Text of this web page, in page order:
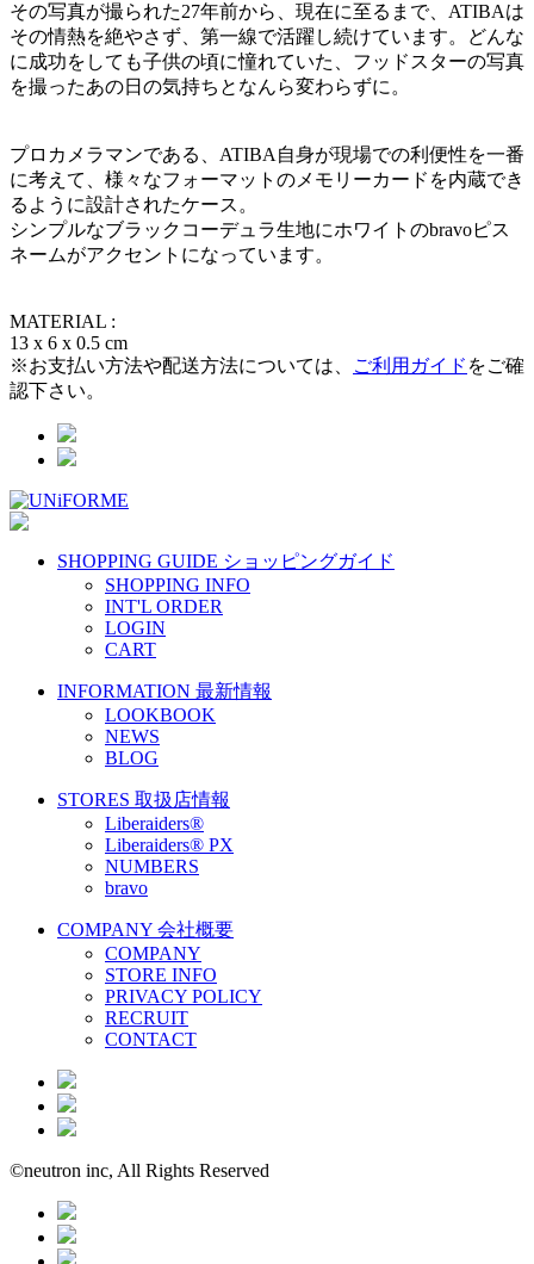
その写真が撮られた27年前から、現在に至るまで、ATIBAは
その情熱を絶やさず、第一線で活躍し続けています。どんな
に成功をしても子供の頃に憧れていた、フッドスターの写真
を撮ったあの日の気持ちとなんら変わらずに。
プロカメラマンである、ATIBA自身が現場での利便性を一番
に考えて、様々なフォーマットのメモリーカードを内蔵でき
るように設計されたケース。
シンプルなブラックコーデュラ生地にホワイトのbravoピス
ネームがアクセントになっています。
MATERIAL :
13 x 6 x 0.5 cm
※お支払い方法や配送方法については、
ご利用ガイド をご確
認下さい。
SHOPPING GUIDE ショッピングガイド
SHOPPING INFO
INT'L ORDER
LOGIN
CART
INFORMATION 最新情報
LOOKBOOK
NEWS
BLOG
STORES 取扱店情報
Liberaiders®
Liberaiders® PX
NUMBERS
bravo
COMPANY 会社概要
COMPANY
STORE INFO
PRIVACY POLICY
RECRUIT
CONTACT
©neutron inc, All Rights Reserved